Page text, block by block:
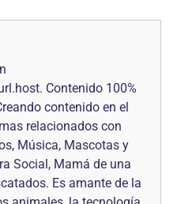
Contenido 100%
contenido en el
relacionados con
Música, Mascotas y
Social, Mamá de una
Es amante de la